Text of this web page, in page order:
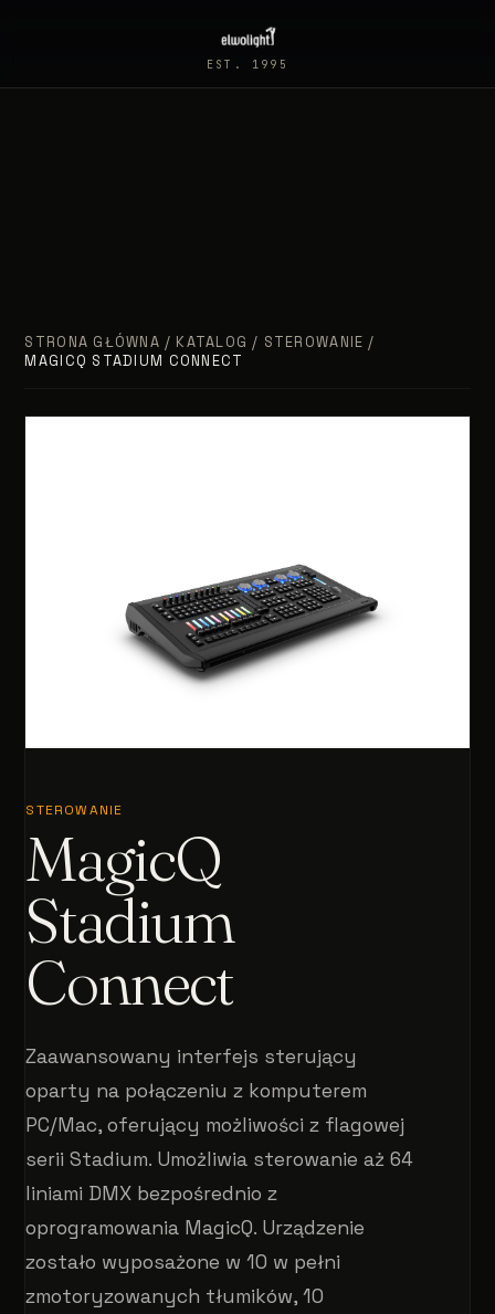
EST. 1995
STRONA GŁÓWNA / KATALOG / STEROWANIE /
MAGICQ STADIUM CONNECT
STEROWANIE
MagicQ
Stadium
Connect
Zaawansowany interfejs sterujący
oparty na połączeniu z komputerem
PC/Mac, oferujący możliwości z flagowej
serii Stadium. Umożliwia sterowanie aż 64
liniami DMX bezpośrednio z
oprogramowania MagicQ. Urządzenie
zostało wyposażone w 10 w pełni
zmotoryzowanych tłumików, 10